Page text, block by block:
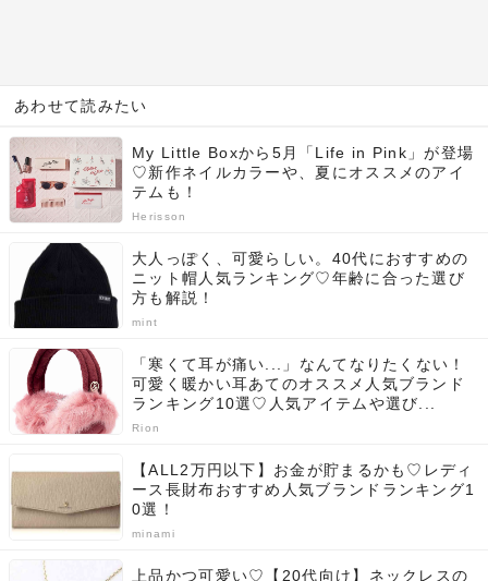
あわせて読みたい
My Little Boxから5月「Life in Pink」が登場
♡新作ネイルカラーや、夏にオススメのアイ
テムも！
Herisson
大人っぽく、可愛らしい。40代におすすめの
ニット帽人気ランキング♡年齢に合った選び
方も解説！
mint
「寒くて耳が痛い...」なんてなりたくない！
可愛く暖かい耳あてのオススメ人気ブランド
ランキング10選♡人気アイテムや選び...
Rion
【ALL2万円以下】お金が貯まるかも♡レディ
ース長財布おすすめ人気ブランドランキング1
0選！
minami
上品かつ可愛い♡【20代向け】ネックレスの